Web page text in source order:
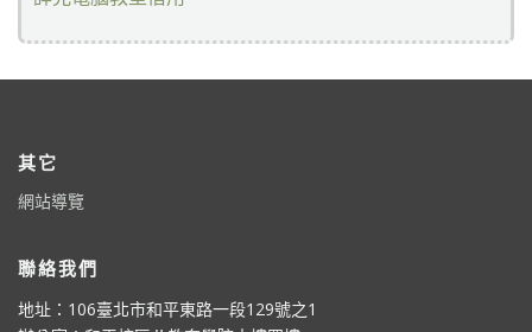
其它
網站導覽
聯絡我們
地址：106臺北市和平東路一段129號之1